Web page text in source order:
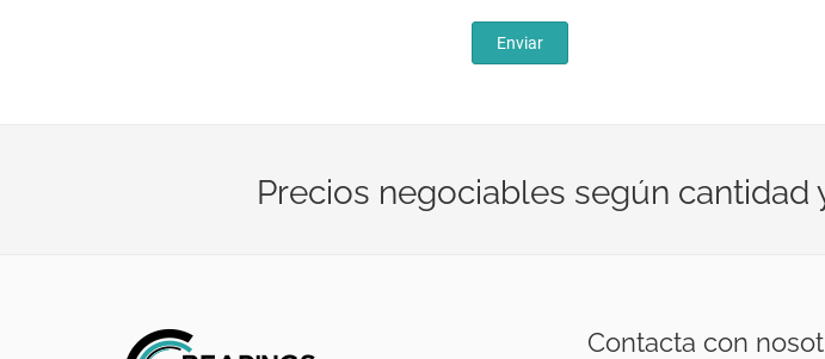
Enviar
Precios negociables según cantidad
Contacta con